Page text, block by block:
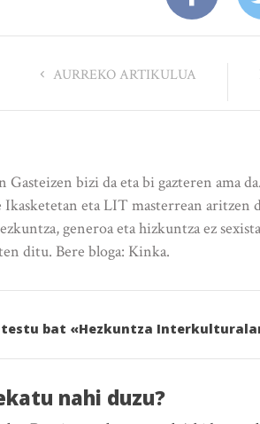
AURREKO ARTIKULUA
Gasteizen bizi da eta bi gazteren ama
eta LIT masterrean aritzen
generoa eta hizkuntza ez
ditu. Bere bloga: Kinka.
bat «Hezkuntza
nahi duzu?